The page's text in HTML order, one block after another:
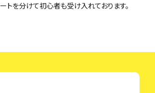
ートを分けて初心者も受け入れております。